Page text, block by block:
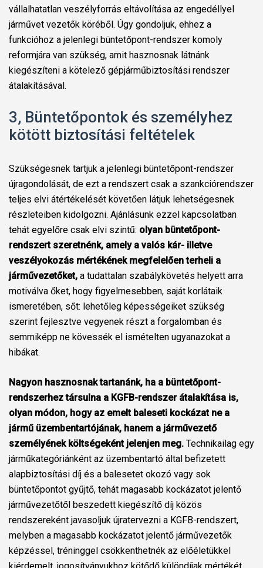
vállalhatatlan veszélyforrás eltávolítása az engedéllyel
járművet vezetők köréből. Úgy gondoljuk, ehhez a
funkcióhoz a jelenlegi büntetőpont-rendszer komoly
reformjára van szükség, amit hasznosnak látnánk
kiegészíteni a kötelező gépjárműbiztosítási rendszer
átalakításával.
3, Büntetőpontok és személyhez
kötött biztosítási feltételek
Szükségesnek tartjuk a jelenlegi büntetőpont-rendszer
újragondolását, de ezt a rendszert csak a szankciórendszer
teljes elvi átértékelését követően látjuk lehetségesnek
részleteiben kidolgozni. Ajánlásunk ezzel kapcsolatban
tehát egyelőre csak elvi szintű: olyan büntetőpont-
rendszert szeretnénk, amely a valós kár- illetve
veszélyokozás mértékének megfelelően terheli a
járművezetőket, a tudattalan szabálykövetés helyett arra
motiválva őket, hogy figyelmesebben, saját korlátaik
ismeretében, sőt: lehetőleg képességeiket szükség
szerint fejlesztve vegyenek részt a forgalomban és
semmiképp ne kövessék el ismételten ugyanazokat a
hibákat.
Nagyon hasznosnak tartanánk, ha a büntetőpont-
rendszerhez társulna a KGFB-rendszer átalakítása is,
olyan módon, hogy az emelt baleseti kockázat ne a
jármű üzembentartójának, hanem a járművezető
személyének költségeként jelenjen meg. Technikailag egy
járműkategóriánként az üzembentartó által befizetett
alapbiztosítási díj és a balesetet okozó vagy sok
büntetőpontot gyűjtő, tehát magasabb kockázatot jelentő
járművezetőtől beszedett kiegészítő díj közös
rendszereként javasoljuk újratervezni a KGFB-rendszert,
melyben a magasabb kockázatot jelentő járművezetők
képzéssel, tréninggel csökkenthetnék az előéletükkel